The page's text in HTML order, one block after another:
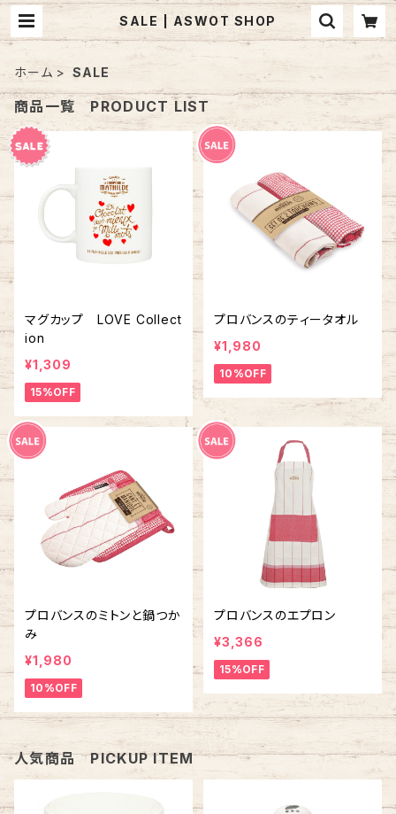
SALE | ASWOT SHOP
ホーム SALE
商品一覧 PRODUCT LIST
マグカップ LOVE Collect
ion
¥1,309
15%OFF
プロバンスのティータオル
¥1,980
10%OFF
プロバンスのミトンと鍋つか
み
¥1,980
10%OFF
プロバンスのエプロン
¥3,366
15%OFF
人気商品 PICKUP ITEM